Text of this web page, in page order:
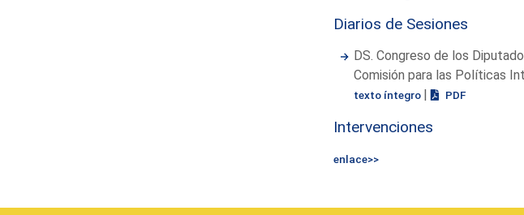
Diarios de Sesiones
DS. Congreso de los
Comisión para las Políticas
texto íntegro | PDF
Intervenciones
enlace>>